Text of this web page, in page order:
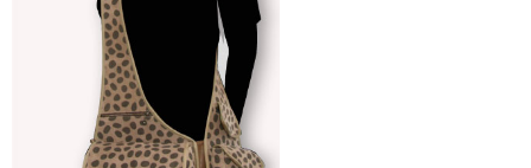
ｳﾞｨﾝﾃｰｼﾞﾃﾞﾆﾑ（2ポケット）
カウレザー[牛革]（2ポケット）
ラムレザー[羊革] (2ポケット)